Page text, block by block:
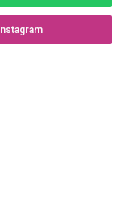
Instagram